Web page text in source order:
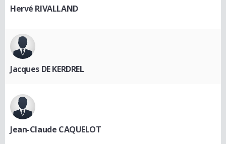
Hervé RIVALLAND
Jacques DE KERDREL
Jean-Claude CAQUELOT